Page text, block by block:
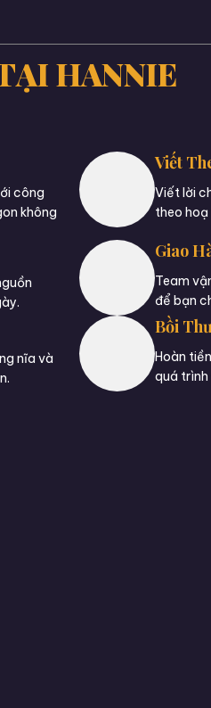
HANNIE
công
không
nĩa và
Viết
Viết lời
theo
Giao
Team
để bạn
Bồi
Hoàn
quá trình